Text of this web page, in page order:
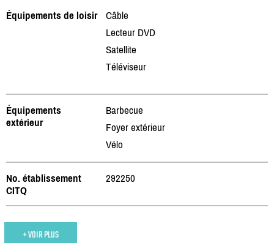
Équipements de loisir
Câble
Lecteur DVD
Satellite
Téléviseur
Équipements
extérieur
Barbecue
Foyer extérieur
Vélo
No. établissement
CITQ
292250
+ VOIR PLUS